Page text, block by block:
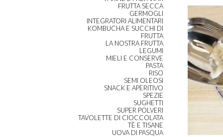
FRUTTA SECCA
GERMOGLI
INTEGRATORI ALIMENTARI
KOMBUCHA E SUCCHI DI
FRUTTA
LA NOSTRA FRUTTA
LEGUMI
MIELI E CONSERVE
PASTA
RISO
SEMI OLEOSI
SNACK E APERITIVO
SPEZIE
SUGHETTI
SUPER POLVERI
TAVOLETTE DI CIOCCOLATA
TÈ E TISANE
UOVA DI PASQUA